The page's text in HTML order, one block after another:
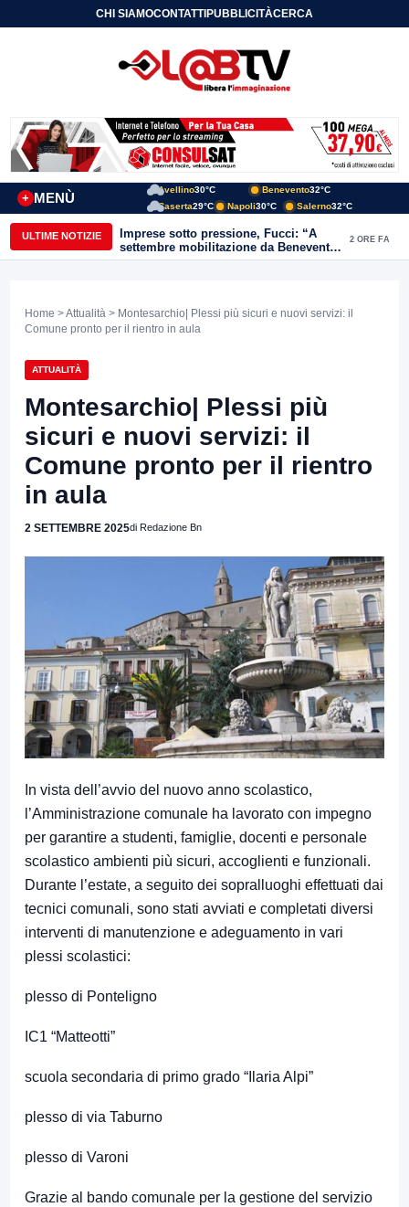
CHI SIAMOCONTATTIPUBBLICITÀCERCA
MENÙ
+
Avellino30°C Benevento32°C
Caserta29°C Napoli30°C Salerno32°C
ULTIME NOTIZIE
Imprese sotto pressione, Fucci: “A
settembre mobilitazione da Benevento
e Avellino”
2 ORE FA
Home >Attualità > Montesarchio| Plessi più sicuri e nuovi servizi: il
Comune pronto per il rientro in aula
ATTUALITÀ
Montesarchio| Plessi più
sicuri e nuovi servizi: il
Comune pronto per il rientro
in aula
2 SETTEMBRE 2025di Redazione Bn
In vista dell’avvio del nuovo anno scolastico,
l’Amministrazione comunale ha lavorato con impegno
per garantire a studenti, famiglie, docenti e personale
scolastico ambienti più sicuri, accoglienti e funzionali.
Durante l’estate, a seguito dei sopralluoghi effettuati dai
tecnici comunali, sono stati avviati e completati diversi
interventi di manutenzione e adeguamento in vari
plessi scolastici:
plesso di Ponteligno
IC1 “Matteotti”
scuola secondaria di primo grado “Ilaria Alpi”
plesso di via Taburno
plesso di Varoni
Grazie al bando comunale per la gestione del servizio